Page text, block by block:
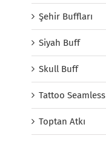
Şehir Buffları
Siyah Buff
Skull Buff
Tattoo
Toptan Atkı